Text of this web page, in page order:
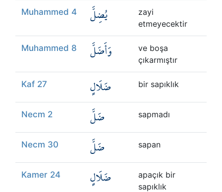
Muhammed 4 يُضِلَّ
zayi
etmeyecektir
Muhammed 8 وَأَضَلَّ
ve boşa
çıkarmıştır
Kaf 27 ضَلَالٍ bir sapıklık
Necm 2 ضَلَّ sapmadı
Necm 30 ضَلَّ sapan
Kamer 24 ضَلَالٍ
apaçık bir
sapıklık